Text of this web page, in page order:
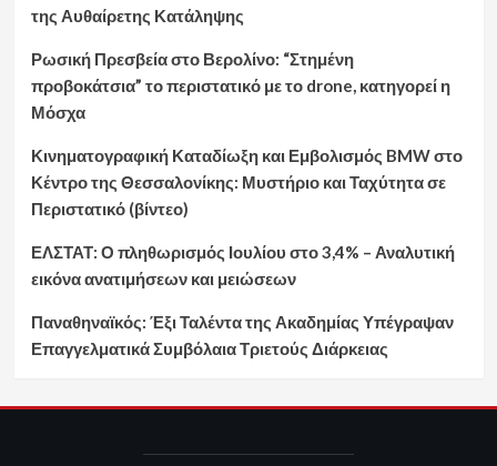
της Αυθαίρετης Κατάληψης
Ρωσική Πρεσβεία στο Βερολίνο: “Στημένη
προβοκάτσια” το περιστατικό με το drone, κατηγορεί η
Μόσχα
Κινηματογραφική Καταδίωξη και Εμβολισμός BMW στο
Κέντρο της Θεσσαλονίκης: Μυστήριο και Ταχύτητα σε
Περιστατικό (βίντεο)
ΕΛΣΤΑΤ: Ο πληθωρισμός Ιουλίου στο 3,4% – Αναλυτική
εικόνα ανατιμήσεων και μειώσεων
Παναθηναϊκός: Έξι Ταλέντα της Ακαδημίας Υπέγραψαν
Επαγγελματικά Συμβόλαια Τριετούς Διάρκειας